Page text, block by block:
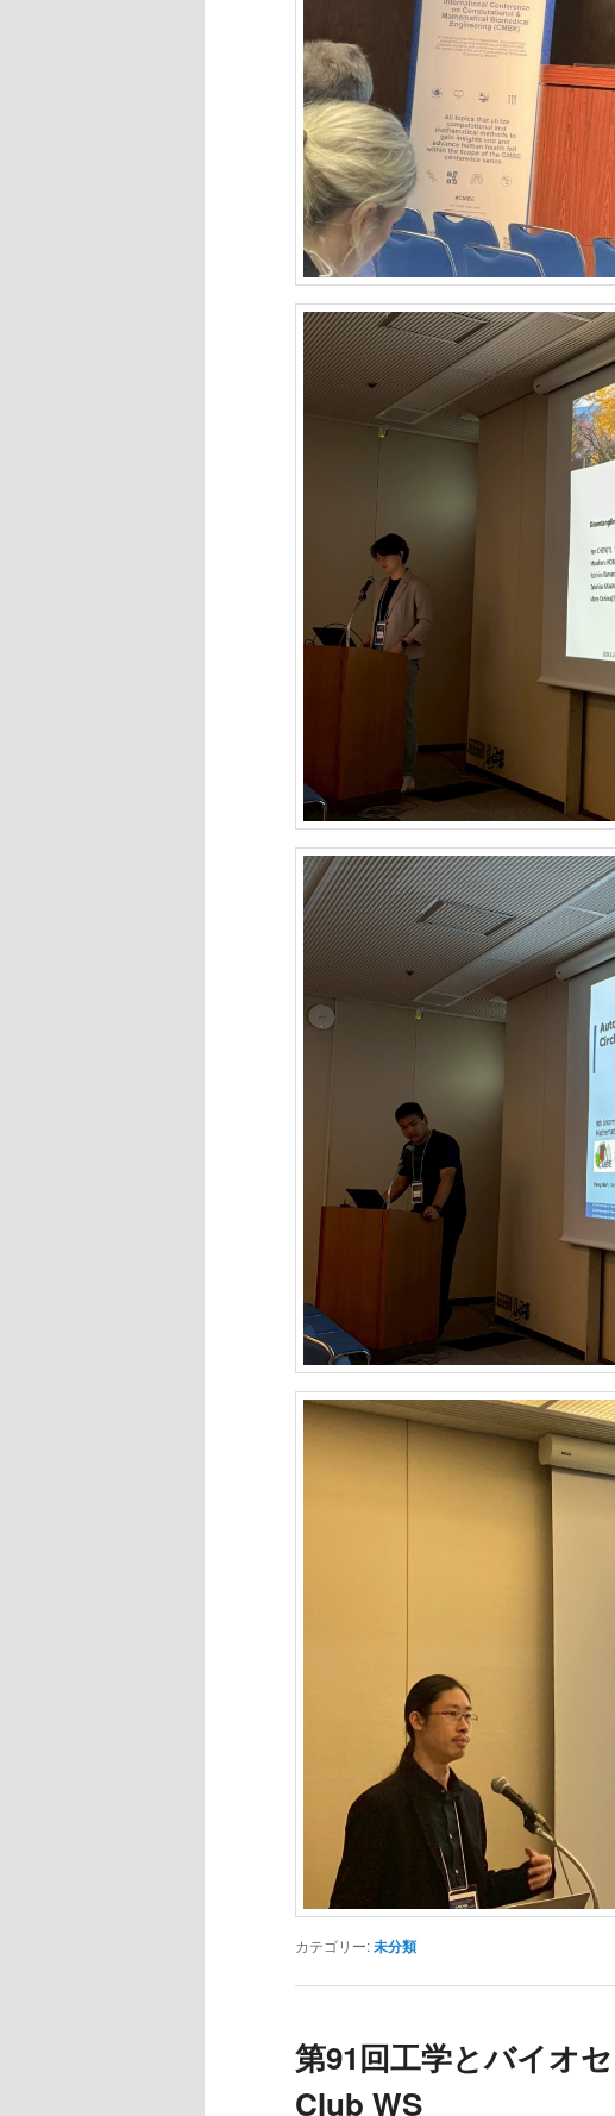
カテゴリー:未分類
第91回工学とバイオ
Club WS